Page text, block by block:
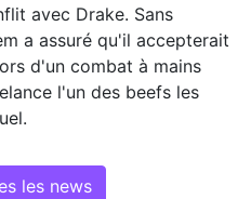
avec Drake. Sans
a assuré qu'il accepterait
d'un combat à mains
l'un des beefs les
les news